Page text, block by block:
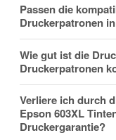
Hasan O..,
Top Patronen
sagen, dass sie
einen top Preis
Telefon
Mobiltelefon
Passen die
Druckerpatronen
Wie gut ist die
Druckerpatronen
Verliere ich durch
Epson 603XL
Druckergarantie?